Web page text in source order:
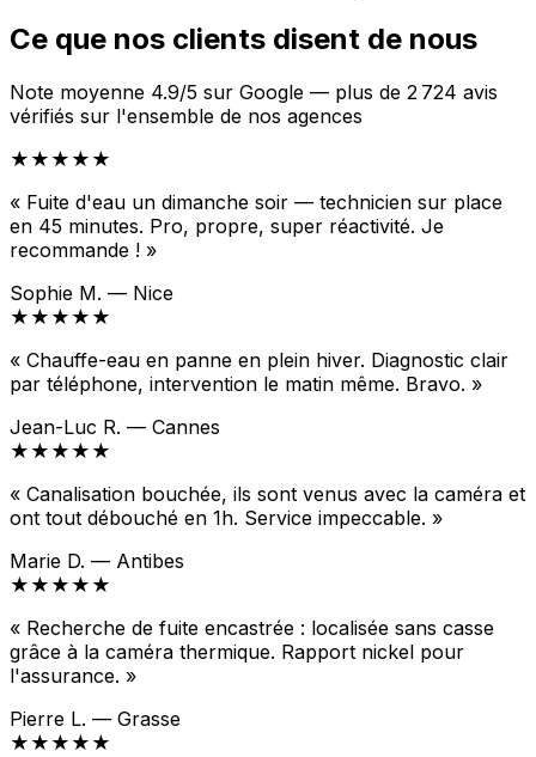
Ce que nos clients disent de nous
Note moyenne 4.9/5 sur Google — plus de 2 724 avis
vérifiés sur l'ensemble de nos agences
★★★★★
« Fuite d'eau un dimanche soir — technicien sur place
en 45 minutes. Pro, propre, super réactivité. Je
recommande ! »
Sophie M. — Nice
★★★★★
« Chauffe-eau en panne en plein hiver. Diagnostic clair
par téléphone, intervention le matin même. Bravo. »
Jean-Luc R. — Cannes
★★★★★
« Canalisation bouchée, ils sont venus avec la caméra et
ont tout débouché en 1h. Service impeccable. »
Marie D. — Antibes
★★★★★
« Recherche de fuite encastrée : localisée sans casse
grâce à la caméra thermique. Rapport nickel pour
l'assurance. »
Pierre L. — Grasse
★★★★★